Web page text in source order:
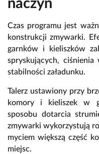
naczyń
Czas programu jest
konstrukcji zmywarki.
garnków i kieliszków
spryskujących, ciśnienia
stabilności załadunku.
Talerz ustawiony przy
komory i kieliszek w
sposobu dotarcia
zmywarki wykorzystują
myciem większą część
miejsc.